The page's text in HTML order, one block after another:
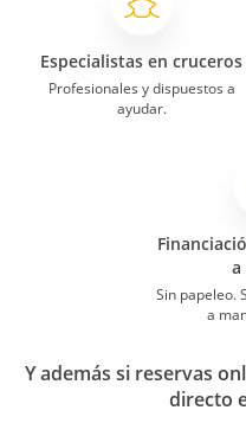
Especialistas en cruceros
Profesionales y dispuestos a
ayudar.
a
Sin papeleo.
a
Y además si reservas
directo